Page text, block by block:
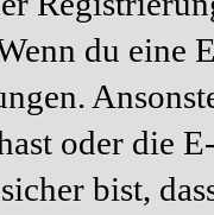
du eine
oder die
bist,